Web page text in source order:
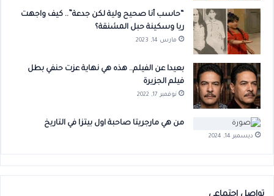
“حاسب أنا صحيح ولية لكن جدعة”.. كيف واجهت
ريا وسكينة حبل المشنقة؟
مارس 14, 2023
بعيدا عن الفيلم.. هذه هي نهاية عزت حنفي بطل
فيلم الجزيرة
نوفمبر 17, 2022
من هي مارجريتا صاحبة اول بيتزا في التاريخ
ديسمبر 14, 2024